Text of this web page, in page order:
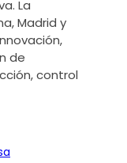
La
Madrid y
de
control